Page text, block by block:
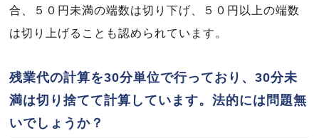
合、５０円未満の端数は切り下げ、５０円以上の端数
は切り上げることも認められています。
残業代の計算を30分単位で行っており、30分未
満は切り捨てて計算しています。法的には問題無
いでしょうか？